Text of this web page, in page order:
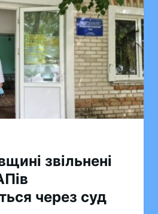
звільнені
через суд